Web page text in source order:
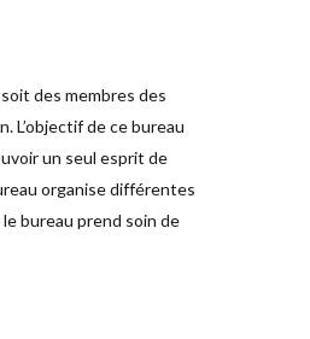
des membres des
L’objectif de ce bureau
un seul esprit de
organise différentes
bureau prend soin de